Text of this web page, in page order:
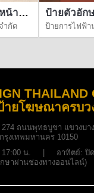
ทอง ป้ายตัวอัก
ป้ายการไฟฟ้า
THAILAND
ายโฆษณาครบว
274 ถนนพุทธบูชา แขวงบา
กรุงเทพมหานคร 10150
- 17:00 น. | อาทิตย์: ปิด
ษาผ่านช่องทางออนไลน์)